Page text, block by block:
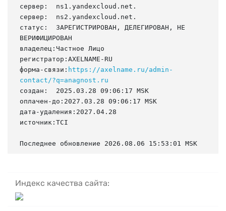
сервер:  ns1.yandexcloud.net.
сервер:  ns2.yandexcloud.net.
статус:  ЗАРЕГИСТРИРОВАН, ДЕЛЕГИРОВАН, НЕ
ВЕРИФИЦИРОВАН
владелец:Частное Лицо
регистратор:AXELNAME-RU
форма-связи: https://axelname.ru/admin-
contact/?q=anagnost.ru
создан:  2025.03.28 09:06:17 MSK
оплачен-до:2027.03.28 09:06:17 MSK
дата-удаления:2027.04.28
источник:TCI
Последнее обновление 2026.08.06 15:53:01 MSK
Индекс качества сайта: